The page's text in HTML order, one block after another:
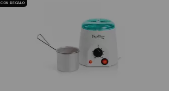
CON REGALO